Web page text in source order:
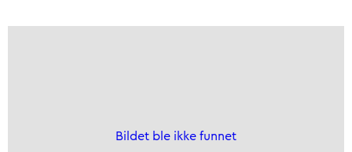
Bildet ble ikke funnet